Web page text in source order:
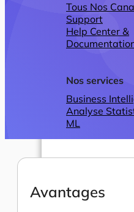
Tous Nos
Support
Help Center &
Nos services
Business
Analyse
ML
Avantages